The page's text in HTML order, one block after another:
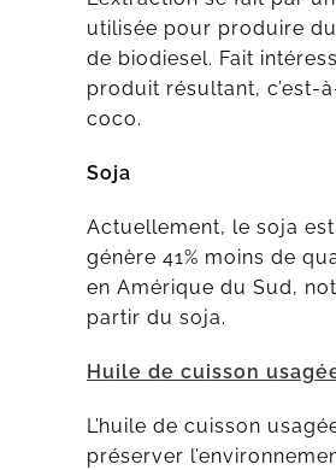
utilisée pour produire
de biodiesel. Fait
produit résultant, c’est-
coco.
Soja
Actuellement, le soja
génère 41% moins de
en Amérique du Sud,
partir du soja.
Huile de cuisson
L’huile de cuisson
préserver